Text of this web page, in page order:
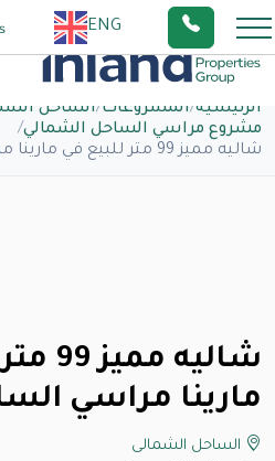
ENG
الرئيسية/المشروعات/الساحل
مشروع مراسي الساحل الشمالي/
شاليه مميز 99 متر للبيع في مارينا مراسي الساحل الشمالي
شاليه
مارينا مراسي
الساحل الشمالى